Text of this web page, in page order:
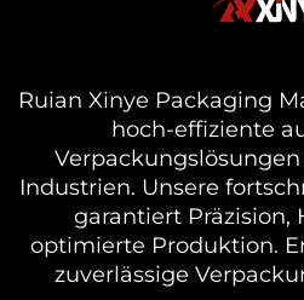
Ruian Xinye Packaging
hoch-effiziente
Industrien. Unsere
garantiert Präzision,
optimierte Produktion.
zuverlässige